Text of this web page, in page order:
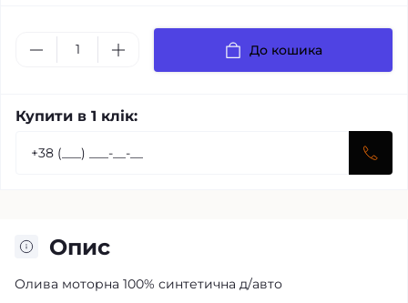
До кошика
Купити в 1 клік:
Опис
Олива моторна 100% синтетична д/авто